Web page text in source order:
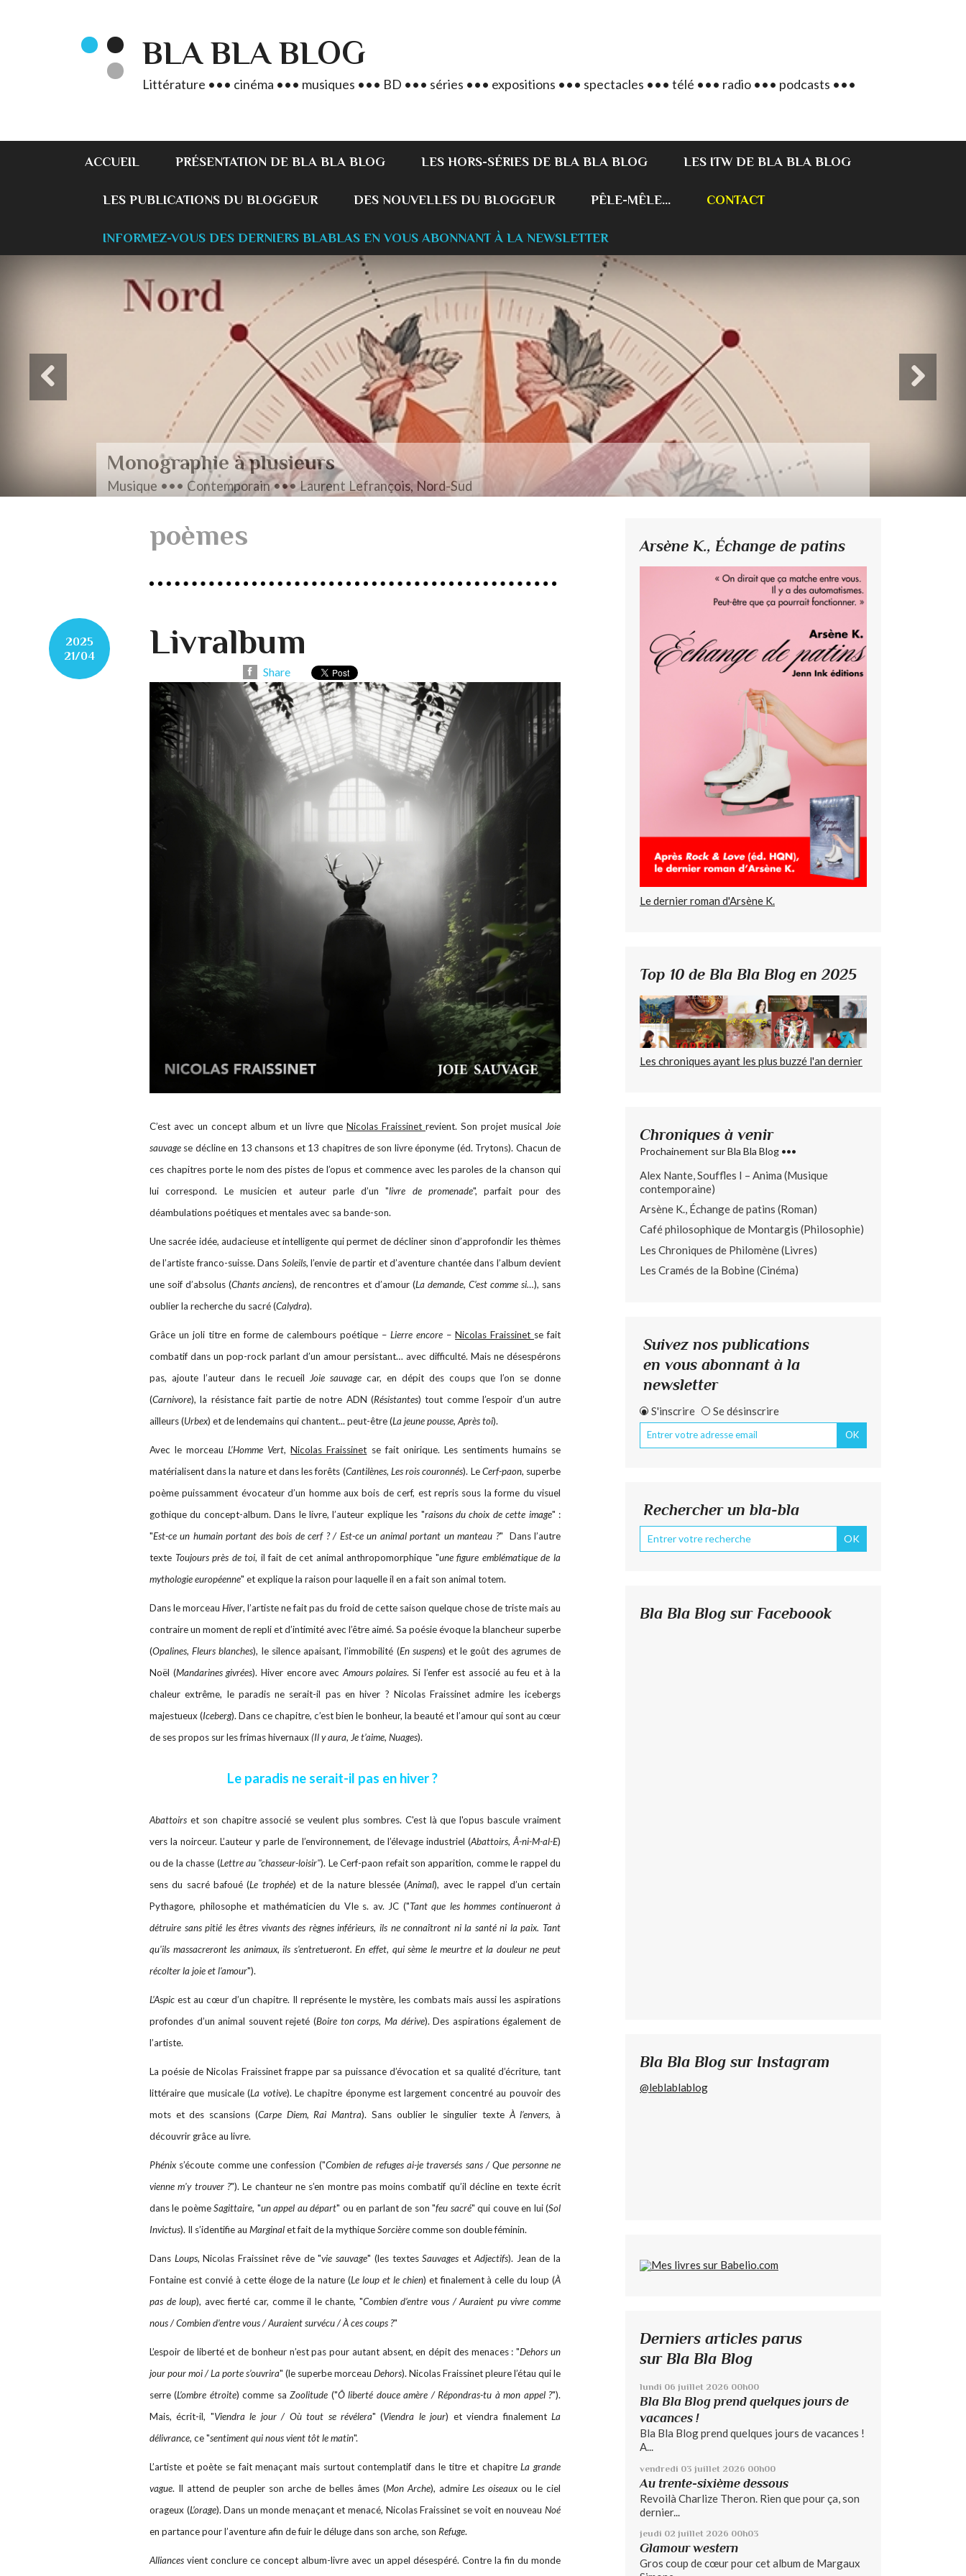
BLA BLA BLOG
Littérature ••• cinéma ••• musiques ••• BD ••• séries ••• expositions ••• spectacles ••• télé ••• radio ••• podcasts •••
ACCUEIL PRÉSENTATION DE BLA BLA BLOG LES HORS-SÉRIES DE BLA BLA BLOG LES ITW DE BLA BLA BLOG
LES PUBLICATIONS DU BLOGGEUR DES NOUVELLES DU BLOGGEUR PÊLE-MÊLE... CONTACT
INFORMEZ-VOUS DES DERNIERS BLABLAS EN VOUS ABONNANT À LA NEWSLETTER
Monographie à plusieurs
Musique ••• Contemporain ••• Laurent Lefrançois, Nord-Sud
poèmes
2025
21/04
Livralbum
Share
C’est avec un concept album et un livre que Nicolas Fraissinet revient. Son projet musical Joie
sauvage se décline en 13 chansons et 13 chapitres de son livre éponyme (éd. Trytons). Chacun de
ces chapitres porte le nom des pistes de l’opus et commence avec les paroles de la chanson qui
lui correspond. Le musicien et auteur parle d’un "livre de promenade", parfait pour des
déambulations poétiques et mentales avec sa bande-son.
Une sacrée idée, audacieuse et intelligente qui permet de décliner sinon d’approfondir les thèmes
de l’artiste franco-suisse. Dans Soleils, l’envie de partir et d’aventure chantée dans l’album devient
une soif d’absolus (Chants anciens), de rencontres et d’amour (La demande, C’est comme si…), sans
oublier la recherche du sacré (Calydra).
Grâce un joli titre en forme de calembours poétique – Lierre encore – Nicolas Fraissinet se fait
combatif dans un pop-rock parlant d’un amour persistant… avec difficulté. Mais ne désespérons
pas, ajoute l’auteur dans le recueilJoie sauvage car, en dépit des coups que l’on se donne
(Carnivore), la résistance fait partie de notre ADN (Résistantes) tout comme l’espoir d’un autre
ailleurs (Urbex) et de lendemains qui chantent... peut-être (La jeune pousse, Après toi).
Avec le morceauL’Homme Vert,Nicolas Fraissinet se fait onirique. Les sentiments humains se
matérialisent dans la nature et dans les forêts (Cantilènes, Les rois couronnés). LeCerf-paon, superbe
poème puissamment évocateur d’un homme aux bois de cerf, est repris sous la forme du visuel
gothique du concept-album. Dans le livre, l’auteur explique les "raisons du choix de cette image" :
"Est-ce un humain portant des bois de cerf ? / Est-ce un animal portant un manteau ?" Dans l’autre
texte Toujours près de toi, il fait de cet animal anthropomorphique "une figure emblématique de la
mythologie européenne" et explique la raison pour laquelle il en a fait son animal totem.
Dans le morceauHiver, l’artiste ne fait pas du froid de cette saison quelque chose de triste mais au
contraire un moment de repli et d’intimité avec l’être aimé. Sa poésie évoque la blancheur superbe
(Opalines, Fleurs blanches), le silence apaisant, l’immobilité (En suspens) et le goût des agrumes de
Noël (Mandarines givrées). Hiver encore avecAmours polaires. Si l’enfer est associé au feu et à la
chaleur extrême, le paradis ne serait-il pas en hiver ? Nicolas Fraissinet admire les icebergs
majestueux (Iceberg). Dans ce chapitre, c’est bien le bonheur, la beauté et l’amour qui sont au cœur
de ses propos sur les frimas hivernaux(Il y aura, Je t’aime, Nuages).
Le paradis ne serait-il pas en hiver ?
Abattoirs et son chapitre associé se veulent plus sombres. C'est là que l'opus bascule vraiment
vers la noirceur. L’auteur y parle de l’environnement, de l’élevage industriel (Abattoirs,Â-ni-M-al-E)
ou de la chasse (Lettre au "chasseur-loisir"). Le Cerf-paon refait son apparition, comme le rappel du
sens du sacré bafoué (Le trophée) et de la nature blessée (Animal), avec le rappel d’un certain
Pythagore, philosophe et mathématicien du VIe s. av. JC ("Tant que les hommes continueront à
détruire sans pitié les êtres vivants des règnes inférieurs, ils ne connaîtront ni la santé ni la paix. Tant
qu'ils massacreront les animaux, ils s'entretueront. En effet, qui sème le meurtre et la douleur ne peut
récolter la joie et l'amour").
L’Aspic est au cœur d’un chapitre. Il représente le mystère, les combats mais aussi les aspirations
profondes d’un animal souvent rejeté (Boire ton corps, Ma dérive). Des aspirations également de
l’artiste.
La poésie de Nicolas Fraissinet frappe par sa puissance d’évocation et sa qualité d’écriture, tant
littéraire que musicale (La votive). Le chapitre éponyme est largement concentré au pouvoir des
mots et des scansions (Carpe Diem, Rai Mantra). Sans oublier le singulier texteÀ l’envers, à
découvrir grâce au livre.
Phénix s’écoute comme une confession ("Combien de refuges ai-je traversés sans / Que personne ne
vienne m'y trouver ?"). Le chanteur ne s’en montre pas moins combatif qu’il décline en texte écrit
dans le poèmeSagittaire, "un appel au départ" ou en parlant de son "feu sacré" qui couve en lui (Sol
Invictus). Il s’identifie au Marginalet fait de la mythiqueSorcièrecomme son double féminin.
Dans Loups, Nicolas Fraissinet rêve de "vie sauvage" (les textesSauvageset Adjectifs). Jean de la
Fontaine est convié à cette éloge de la nature (Le loup et le chien) et finalement à celle du loup (À
pas de loup), avec fierté car, comme il le chante, "Combien d’entre vous / Auraient pu vivre comme
nous / Combien d’entre vous / Auraient survécu / À ces coups ?"
L’espoir de liberté et de bonheur n’est pas pour autant absent, en dépit des menaces : "Dehors un
jour pour moi / La porte s’ouvrira" (le superbe morceau Dehors). Nicolas Fraissinet pleure l’étau qui le
serre (L’ombre étroite) comme saZoolitude ("Ô liberté douce amère / Répondras-tu à mon appel ?").
Mais, écrit-il, "Viendra le jour / Où tout se révélera" (Viendra le jour) et viendra finalement La
délivrance, ce "sentiment qui nous vient tôt le matin".
L’artiste et poète se fait menaçant mais surtout contemplatif dans le titre et chapitreLa grande
vague. Il attend de peupler son arche de belles âmes (Mon Arche), admire Les oiseaux ou le ciel
orageux (L’orage). Dans un monde menaçant et menacé, Nicolas Fraissinet se voit en nouveauNoé
en partance pour l’aventure afin de fuir le déluge dans son arche, son Refuge.
Alliances vient conclure ce concept album-livre avec un appel désespéré. Contre la fin du monde
Arsène K., Échange de patins
Le dernier roman d'Arsène K.
Top 10 de Bla Bla Blog en 2025
Les chroniques ayant les plus buzzé l'an dernier
Chroniques à venir
Prochainement sur Bla Bla Blog •••
Alex Nante, Souffles I – Anima (Musique
contemporaine)
Arsène K., Échange de patins (Roman)
Café philosophique de Montargis (Philosophie)
Les Chroniques de Philomène (Livres)
Les Cramés de la Bobine (Cinéma)
Suivez nos publications
en vous abonnant à la
newsletter
S'inscrire Se désinscrire
Rechercher un bla-bla
Bla Bla Blog sur Faceboook
Bla Bla Blog sur Instagram
@leblablablog
Derniers articles parus
sur Bla Bla Blog
lundi 06 juillet 2026 00h00
Bla Bla Blog prend quelques jours de
vacances !
Bla Bla Blog prend quelques jours de vacances !
A...
vendredi 03 juillet 2026 00h00
Au trente-sixième dessous
Revoilà Charlize Theron. Rien que pour ça, son
dernier...
jeudi 02 juillet 2026 00h03
Glamour western
Gros coup de cœur pour cet album de Margaux